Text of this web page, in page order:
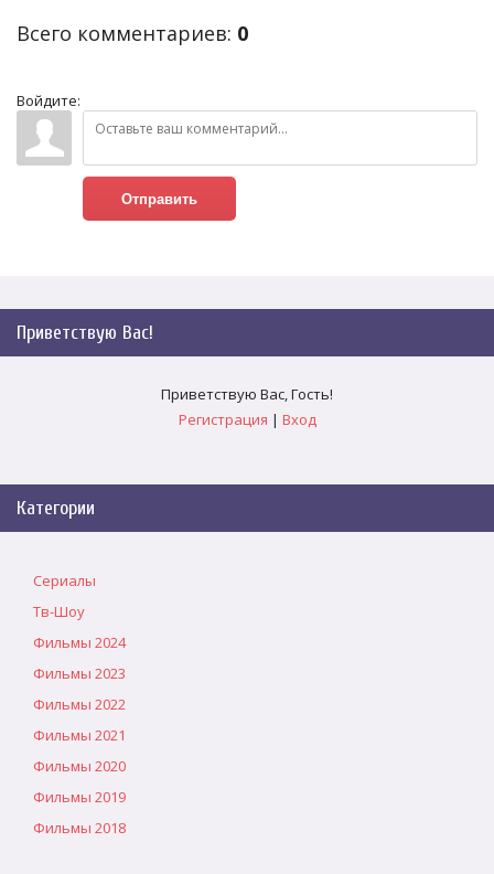
Всего комментариев: 0
Войдите:
Отправить
Приветствую Вас!
Приветствую Вас,Гость!
Регистрация | Вход
Категории
Сериалы
Тв-Шоу
Фильмы 2024
Фильмы 2023
Фильмы 2022
Фильмы 2021
Фильмы 2020
Фильмы 2019
Фильмы 2018